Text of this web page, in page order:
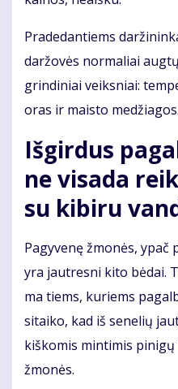
Pra­de­dan­tiems
dar­žo­vės nor­ma­liai
grin­di­niai veiks­niai:
oras ir mais­to me­džia­gos.
Iš­gir­dus
ne vi­sa­da
su ki­bi­ru
Pa­gy­ve­nę žmo­nės,
yra jaut­res­ni ki­to bė­dai.
ma tiems, ku­riems
si­tai­ko, kad iš se­ne­lių
kiš­ko­mis min­ti­mis
žmo­nės.